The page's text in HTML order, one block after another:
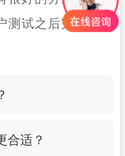
测试之后完全符合
合适？